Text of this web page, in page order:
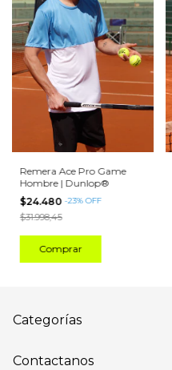
Remera Ace Pro Game
Hombre | Dunlop®
$24.480 -23%OFF
$31.998,45
Comprar
Categorías
Contactanos